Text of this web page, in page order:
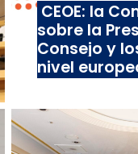
CEOE: la
sobre la
Consejo y
nivel